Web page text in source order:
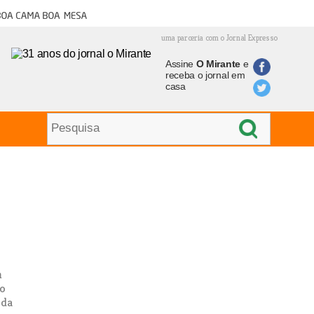
cama boa mesa
uma parceria com o Jornal Expresso
Assine O Mirantee
receba o jornal em
casa